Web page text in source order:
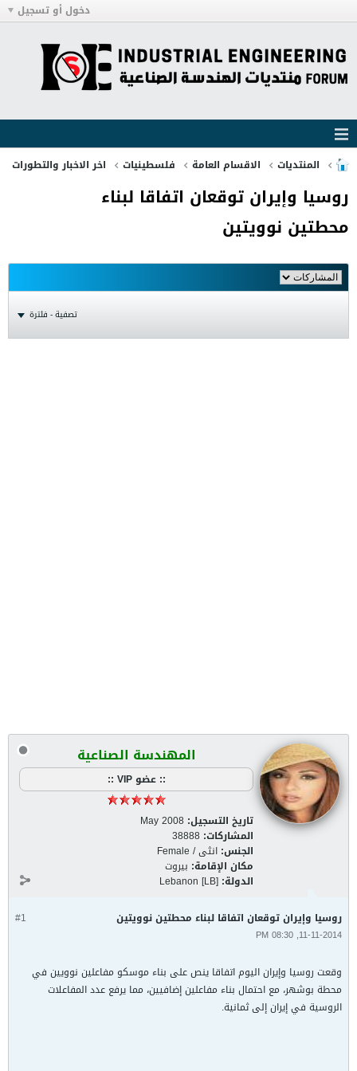
دخول أو تسجيل
المنتديات الاقسام العامة فلسطينيات اخر الاخبار والتطورات
روسيا وإيران توقعان اتفاقا لبناء
محطتين نوويتين
تصفية - فلترة
المهندسة الصناعية
:: عضو VIP ::
تاريخ التسجيل: May 2008
المشاركات: 38888
الجنس: انثى / Female
مكان الإقامة: بيروت
الدولة: Lebanon [LB]
#1 روسيا وإيران توقعان اتفاقا لبناء محطتين نوويتين
11-11-2014, 08:30 PM
وقعت روسيا وإيران اليوم اتفاقا ينص على بناء موسكو مفاعلين نوويين في
محطة بوشهر، مع احتمال بناء مفاعلين إضافيين، مما يرفع عدد المفاعلات
الروسية في إيران إلى ثمانية.